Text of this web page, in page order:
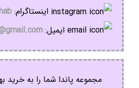
اینستاگرام:
ایمیل:
مجموعه پاندا شما را به خرید